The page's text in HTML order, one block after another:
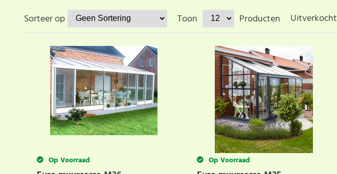
Sorteer op Toon Producten Uitverkocht
Op Voorraad Op Voorraad